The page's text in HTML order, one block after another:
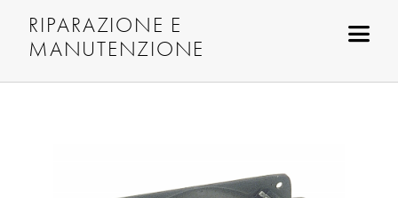
RIPARAZIONE E
MANUTENZIONE